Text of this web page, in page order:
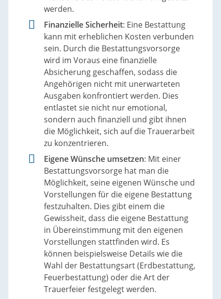
werden.
Finanzielle Sicherheit: Eine Bestattung
kann mit erheblichen Kosten verbunden
sein. Durch die Bestattungsvorsorge
wird im Voraus eine finanzielle
Absicherung geschaffen, sodass die
Angehörigen nicht mit unerwarteten
Ausgaben konfrontiert werden. Dies
entlastet sie nicht nur emotional,
sondern auch finanziell und gibt ihnen
die Möglichkeit, sich auf die Trauerarbeit
zu konzentrieren.
Eigene Wünsche umsetzen: Mit einer
Bestattungsvorsorge hat man die
Möglichkeit, seine eigenen Wünsche und
Vorstellungen für die eigene Bestattung
festzuhalten. Dies gibt einem die
Gewissheit, dass die eigene Bestattung
in Übereinstimmung mit den eigenen
Vorstellungen stattfinden wird. Es
können beispielsweise Details wie die
Wahl der Bestattungsart (Erdbestattung,
Feuerbestattung) oder die Art der
Trauerfeier festgelegt werden.